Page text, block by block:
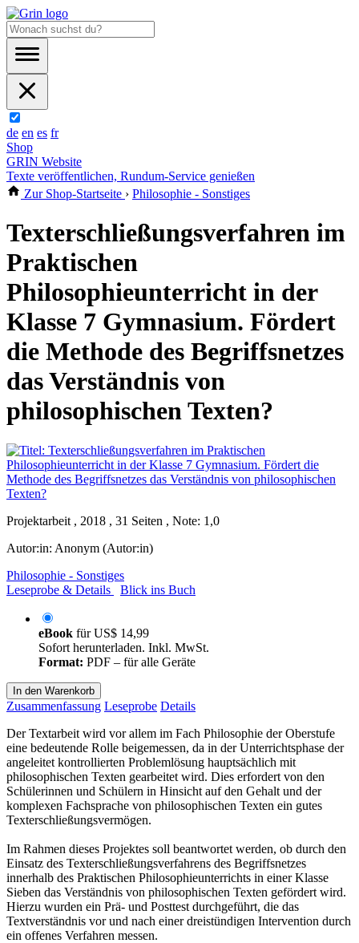
de en es fr
Shop
GRIN Website
Texte veröffentlichen, Rundum-Service genießen
Zur Shop-Startseite › Philosophie - Sonstiges
Texterschließungsverfahren im
Praktischen
Philosophieunterricht in der
Klasse 7 Gymnasium. Fördert
die Methode des Begriffsnetzes
das Verständnis von
philosophischen Texten?
Projektarbeit , 2018 , 31 Seiten , Note: 1,0
Autor:in: Anonym (Autor:in)
Philosophie - Sonstiges
Leseprobe & Details
Blick ins Buch
eBook fürUS$ 14,99
Sofort herunterladen. Inkl. MwSt.
Format: PDF – für alle Geräte
In den Warenkorb
Zusammenfassung Leseprobe Details
Der Textarbeit wird vor allem im Fach Philosophie der Oberstufe
eine bedeutende Rolle beigemessen, da in der Unterrichtsphase der
angeleitet kontrollierten Problemlösung hauptsächlich mit
philosophischen Texten gearbeitet wird. Dies erfordert von den
Schülerinnen und Schülern in Hinsicht auf den Gehalt und der
komplexen Fachsprache von philosophischen Texten ein gutes
Texterschließungsvermögen.
Im Rahmen dieses Projektes soll beantwortet werden, ob durch den
Einsatz des Texterschließungsverfahrens des Begriffsnetzes
innerhalb des Praktischen Philosophieunterrichts in einer Klasse
Sieben das Verständnis von philosophischen Texten gefördert wird.
Hierzu wurden ein Prä- und Posttest durchgeführt, die das
Textverständnis vor und nach einer dreistündigen Intervention durch
ein offenes Verfahren messen.